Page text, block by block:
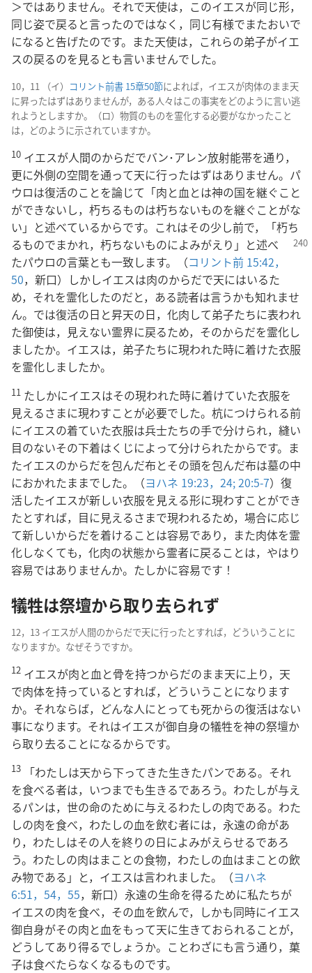
＞ではありません。それで天使は，このイエスが同じ形，
同じ姿で戻ると言ったのではなく，同じ有様でまたおいで
になると告げたのです。また天使は，これらの弟子がイエ
スの戻るのを見るとも言いませんでした。
10，11 （イ） コリント前書 15章50節によれば，イエスが肉体のまま天
に昇ったはずはありませんが，ある人々はこの事実をどのように言い逃
れようとしますか。（ロ）物質のものを霊化する必要がなかったこと
は，どのように示されていますか。
10 イエスが人間のからだでバン･アレン放射能帯を通り，
更に外側の空間を通って天に行ったはずはありません。パ
ウロは復活のことを論じて「肉と血とは神の国を継ぐこと
ができないし，朽ちるものは朽ちないものを継ぐことがな
い」と述べているからです。これはその少し前で，「朽ち
るものでまかれ，朽ちないものによみがえり」 と述べ
たパウロの言葉とも一致します。（コリント前 15:42，
50，新口）しかしイエスは肉のからだで天にはいるた
め，それを霊化したのだと，ある読者は言うかも知れませ
ん。では復活の日と昇天の日，化肉して弟子たちに表われ
た御使は，見えない霊界に戻るため，そのからだを霊化し
ましたか。イエスは，弟子たちに現われた時に着けた衣服
を霊化しましたか。
11 たしかにイエスはその現われた時に着けていた衣服を
見えるさまに現わすことが必要でした。杭につけられる前
にイエスの着ていた衣服は兵士たちの手で分けられ，縫い
目のないその下着はくじによって分けられたからです。ま
たイエスのからだを包んだ布とその頭を包んだ布は墓の中
におかれたままでした。（ヨハネ 19:23，24;20:5-7）復
活したイエスが新しい衣服を見える形に現わすことができ
たとすれば，目に見えるさまで現われるため，場合に応じ
て新しいからだを着けることは容易であり，また肉体を霊
化しなくても，化肉の状態から霊者に戻ることは，やはり
容易ではありませんか。たしかに容易です！
犠牲は祭壇から取り去られず
12，13 イエスが人間のからだで天に行ったとすれば，どういうことに
なりますか。なぜそうですか。
12 イエスが肉と血と骨を持つからだのまま天に上り，天
で肉体を持っているとすれば，どういうことになります
か。それならば，どんな人にとっても死からの復活はない
事になります。それはイエスが御自身の犠牲を神の祭壇か
ら取り去ることになるからです。
13
「わたしは天から下ってきた生きたパンである。それ
を食べる者は，いつまでも生きるであろう。わたしが与え
るパンは，世の命のために与えるわたしの肉である。わた
しの肉を食べ，わたしの血を飲む者には，永遠の命があ
り，わたしはその人を終りの日によみがえらせるであろ
う。わたしの肉はまことの食物，わたしの血はまことの飲
み物である」と，イエスは言われました。（ヨハネ
6:51， 54，55，新口）永遠の生命を得るために私たちが
イエスの肉を食べ，その血を飲んで，しかも同時にイエス
御自身がその肉と血をもって天に生きておられることが，
どうしてあり得るでしょうか。ことわざにも言う通り，菓
子は食べたらなくなるものです。